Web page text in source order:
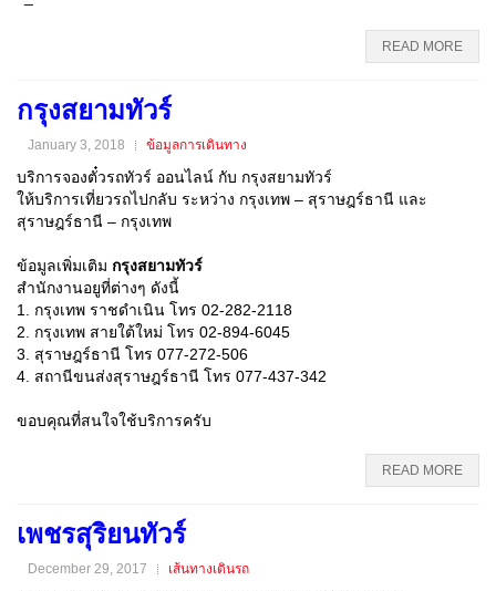
READ MORE
กรุงสยามทัวร์
January 3, 2018 ข้อมูลการเดินทาง
บริการจองตั๋วรถทัวร์ ออนไลน์ กับ กรุงสยามทัวร์
ให้บริการเที่ยวรถไปกลับ ระหว่าง กรุงเทพ – สุราษฎร์ธานี และ
สุราษฎร์ธานี – กรุงเทพ
ข้อมูลเพิ่มเติม กรุงสยามทัวร์
สำนักงานอยูที่ต่างๆ ดังนี้
1. กรุงเทพ ราชดำเนิน โทร 02-282-2118
2. กรุงเทพ สายใต้ใหม่ โทร 02-894-6045
3. สุราษฎร์ธานี โทร 077-272-506
4. สถานีขนส่งสุราษฎร์ธานี โทร 077-437-342
ขอบคุณที่สนใจใช้บริการครับ
READ MORE
เพชรสุริยนทัวร์
December 29, 2017 เส้นทางเดินรถ